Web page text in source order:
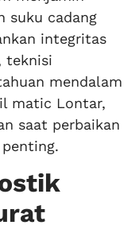
suku cadang
integritas
teknisi
mendalam
matic Lontar,
saat perbaikan